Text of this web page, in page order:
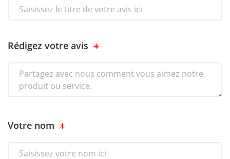
Rédigez votre avis
Votre nom